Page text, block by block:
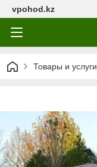
vpohod.kz
Товары и услуги